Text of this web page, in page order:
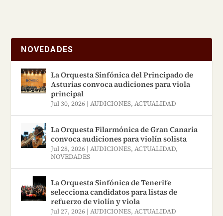
NOVEDADES
La Orquesta Sinfónica del Principado de
Asturias convoca audiciones para viola
principal
Jul 30, 2026 |AUDICIONES,ACTUALIDAD
La Orquesta Filarmónica de Gran Canaria
convoca audiciones para violín solista
Jul 28, 2026 |AUDICIONES,ACTUALIDAD,
NOVEDADES
La Orquesta Sinfónica de Tenerife
selecciona candidatos para listas de
refuerzo de violín y viola
Jul 27, 2026 |AUDICIONES,ACTUALIDAD